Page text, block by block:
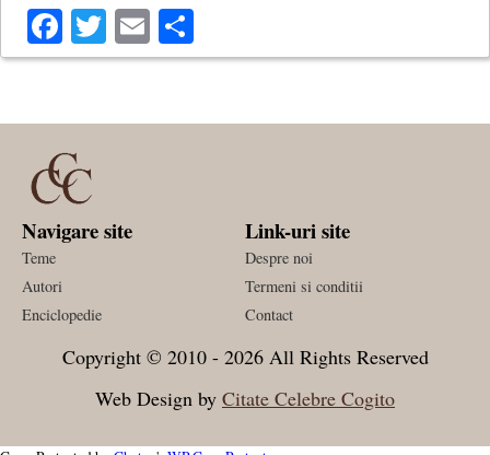
Facebook
Twitter
Email
Navigare site
Teme
Autori
Enciclopedie
Link-uri site
Despre noi
Termeni si conditii
Contact
Copyright © 2010 - 2026 All Rights Reserved
Web Design by Citate Celebre Cogito